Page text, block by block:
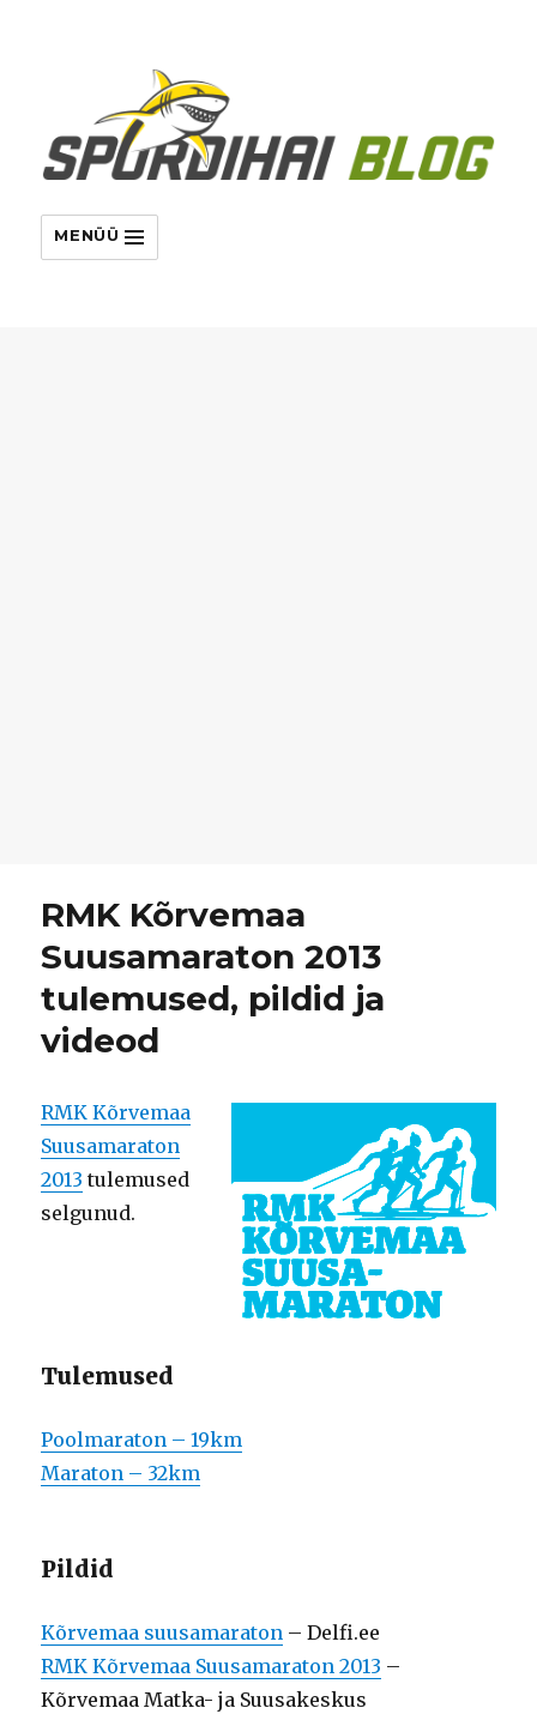
MENÜÜ
RMK Kõrvemaa
Suusamaraton 2013
tulemused, pildid ja
videod
RMK Kõrvemaa
Suusamaraton
2013 tulemused
selgunud.
Tulemused
Poolmaraton – 19km
Maraton – 32km
Pildid
Kõrvemaa suusamaraton – Delfi.ee
RMK Kõrvemaa Suusamaraton 2013 –
Kõrvemaa Matka- ja Suusakeskus